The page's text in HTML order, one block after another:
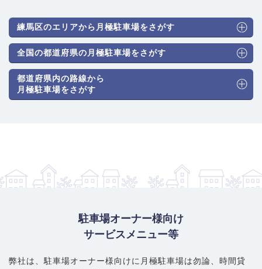
練馬区のエリアから月極駐車場をさがす
全国の都道府県の月極駐車場をさがす
都道府県内の路線から
月極駐車場をさがす
駐車場オーナー様向け
サービスメニュー等
弊社は、駐車場オーナー様向けに月極駐車場は勿論、 時間貸